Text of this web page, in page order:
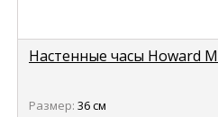
Настенные часы Howard
Размер: 36 см